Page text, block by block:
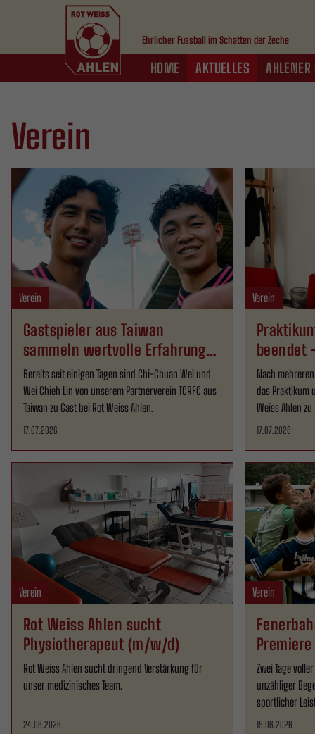
Ehrlicher Fussball im Schatten der Zeche
HOME AKTUELLES AHLENER
Verein
Verein
Gastspieler aus Taiwan
sammeln wertvolle Erfahrungen
bei RWA
Bereits seit einigen Tagen sind Chi-Chuan Wei und
Wei Chieh Lin von unserem Partnerverein TCRFC aus
Taiwan zu Gast bei Rot Weiss Ahlen.
17.07.2026
Verein
beendet
Nach
das Praktikum
Weiss Ahlen zu
17.07.2026
Verein
Rot Weiss Ahlen sucht
Physiotherapeut (m/w/d)
Rot Weiss Ahlen sucht dringend Verstärkung für
unser medizinisches Team.
24.06.2026
Verein
2026
Zwei Tage
unzähliger
sportlicher
15.06.2026